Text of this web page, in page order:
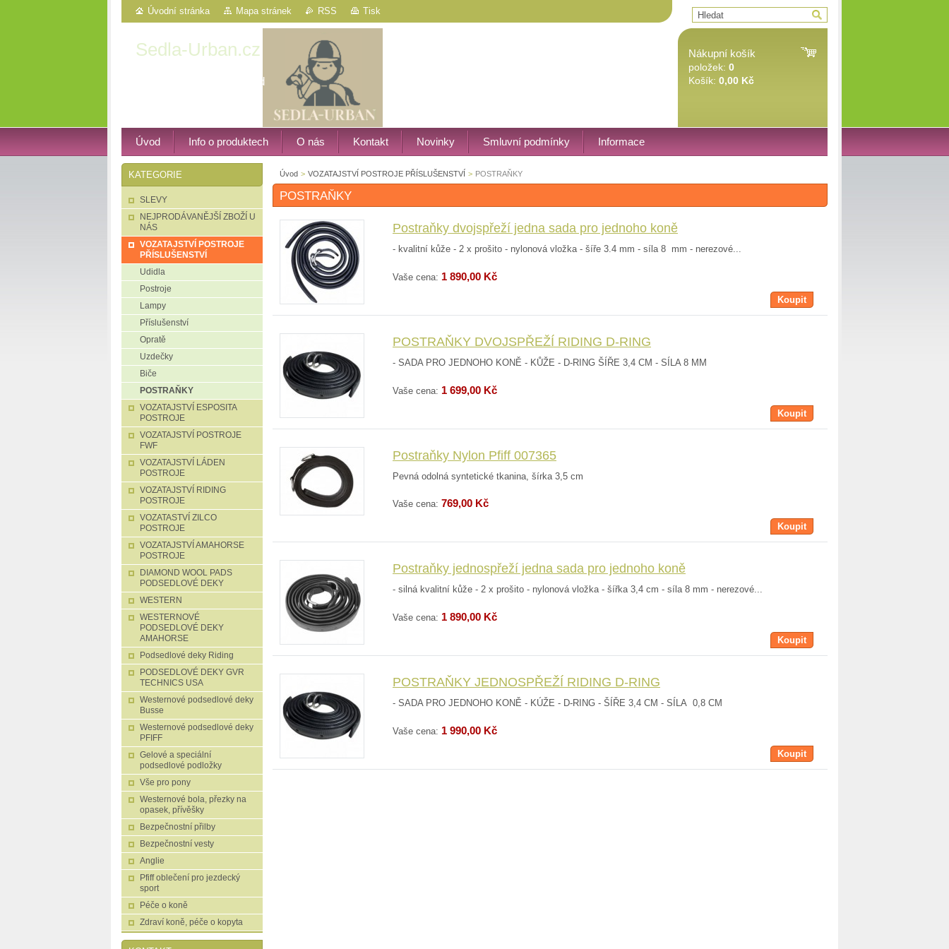
Úvodní stránka Mapa stránek RSS Tisk
Sedla-Urban.cz
Western, vozatajství atd
Nákupní košík
položek: 0
Košík: 0,00 Kč
Úvod Info o produktech O nás Kontakt Novinky Smluvní podmínky Informace
Úvod > VOZATAJSTVÍ POSTROJE PŘÍSLUŠENSTVÍ > POSTRAŇKY
POSTRAŇKY
Postraňky dvojspřeží jedna sada pro jednoho koně
- kvalitní kůže - 2 x prošito - nylonová vložka - šíře 3.4 mm - síla 8 mm - nerezové...
Vaše cena: 1 890,00 Kč
Koupit
POSTRAŇKY DVOJSPŘEŽÍ RIDING D-RING
- SADA PRO JEDNOHO KONĚ - KŮŽE - D-RING ŠÍŘE 3,4 CM - SÍLA 8 MM
Vaše cena: 1 699,00 Kč
Koupit
Postraňky Nylon Pfiff 007365
Pevná odolná syntetické tkanina, šírka 3,5 cm
Vaše cena: 769,00 Kč
Koupit
Postraňky jednospřeží jedna sada pro jednoho koně
- silná kvalitní kůže - 2 x prošito - nylonová vložka - šířka 3,4 cm - síla 8 mm - nerezové...
Vaše cena: 1 890,00 Kč
Koupit
POSTRAŇKY JEDNOSPŘEŽÍ RIDING D-RING
- SADA PRO JEDNOHO KONĚ - KÚŽE - D-RING - ŠÍŘE 3,4 CM - SÍLA 0,8 CM
Vaše cena: 1 990,00 Kč
Koupit
KATEGORIE
SLEVY
NEJPRODÁVANĚJŠÍ ZBOŽÍ U
NÁS
VOZATAJSTVÍ POSTROJE
PŘÍSLUŠENSTVÍ
Udidla
Postroje
Lampy
Příslušenství
Opratě
Uzdečky
Biče
POSTRAŇKY
VOZATAJSTVÍ ESPOSITA
POSTROJE
VOZATAJSTVÍ POSTROJE
FWF
VOZATAJSTVÍ LÁDEN
POSTROJE
VOZATAJSTVÍ RIDING
POSTROJE
VOZATASTVÍ ZILCO
POSTROJE
VOZATAJSTVÍ AMAHORSE
POSTROJE
DIAMOND WOOL PADS
PODSEDLOVÉ DEKY
WESTERN
WESTERNOVÉ
PODSEDLOVÉ DEKY
AMAHORSE
Podsedlové deky Riding
PODSEDLOVÉ DEKY GVR
TECHNICS USA
Westernové podsedlové deky
Busse
Westernové podsedlové deky
PFIFF
Gelové a speciální
podsedlové podložky
Vše pro pony
Westernové bola, přezky na
opasek, přívěšky
Bezpečnostní přilby
Bezpečnostní vesty
Anglie
Pfiff oblečení pro jezdecký
sport
Péče o koně
Zdraví koně, péče o kopyta